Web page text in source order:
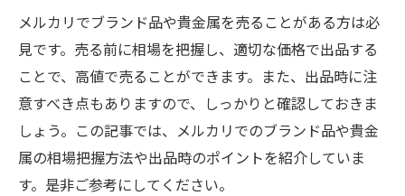
メルカリでブランド品や貴金属を売ることがある方は必
見です。売る前に相場を把握し、適切な価格で出品する
ことで、高値で売ることができます。また、出品時に注
意すべき点もありますので、しっかりと確認しておきま
しょう。この記事では、メルカリでのブランド品や貴金
属の相場把握方法や出品時のポイントを紹介していま
す。是非ご参考にしてください。